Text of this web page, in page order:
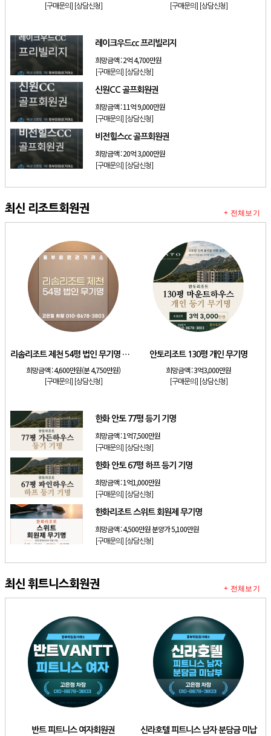
아름다운cc 회원권
[구매문의] [상담신청] [구매문의] [상담신청]
레이크우드cc 프리빌리지
희망금액 :2억 4,700만원
[구매문의] [상담신청]
신원CC 골프회원권
희망금액 :11억 9,000만원
[구매문의] [상담신청]
비전힐스cc 골프회원권
희망금액 :20억 3,000만원
[구매문의] [상담신청]
최신 리조트회원권
리솜리조트 제천 54평 법인 무기명 회원제
희망금액 :4,600만원(분 4,750만원)
[구매문의] [상담신청]
안토리조트 130평 개인 무기명
희망금액 :3억3,000만원
[구매문의] [상담신청]
한화 안토 77평 등기 기명
희망금액 :1억7,500만원
[구매문의] [상담신청]
한화 안토 67평 하프 등기 기명
희망금액 :1억1,000만원
[구매문의] [상담신청]
한화리조트 스위트 회원제 무기명
희망금액 :4,500만원 분양가 5,100만원
[구매문의] [상담신청]
+ 전체보기
최신 휘트니스회원권
반트 피트니스 여자회원권 신라호텔 피트니스 남자 분담금 미납
+ 전체보기